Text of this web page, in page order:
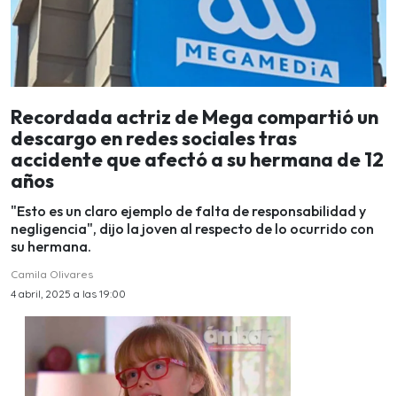
Recordada actriz de Mega compartió un
descargo en redes sociales tras
accidente que afectó a su hermana de 12
años
"Esto es un claro ejemplo de falta de responsabilidad y
negligencia", dijo la joven al respecto de lo ocurrido con
su hermana.
Camila Olivares
4 abril, 2025 a las 19:00